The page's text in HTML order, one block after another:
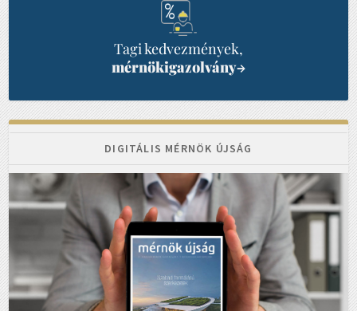
Tagi kedvezmények,
mérnökigazolvány→
DIGITÁLIS MÉRNÖK ÚJSÁG